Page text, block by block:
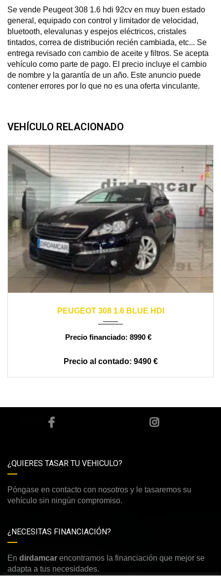
Se vende Peugeot 308 1.6 hdi 92cv en muy buen estado
general, equipado con control y limitador de velocidad,
bluetooth, elevalunas y espejos eléctricos, cristales
tintados, correa de distribución recién cambiada, etc... Se
entrega revisado con cambio de aceite y filtros. Se acepta
vehículo como parte de pago. El precio incluye el cambio
de nombre y la garantía de un año. Este anuncio puede
contener errores por lo que no es una oferta vinculante.
VEHÍCULO RELACIONADO
PEUGEOT 308 1.6 BLUE HDI
8990 €
9490 €
¿QUIERES TASAR TU VEHICULO?
Póngase en contacto con nosotros y le tasaremos su
vehículo sin ningún compromiso.
¿NECESITAS FINANCIACIÓN?
En dirdamcar encontramos la financiación que mejor se
adapta a tus necesidades.